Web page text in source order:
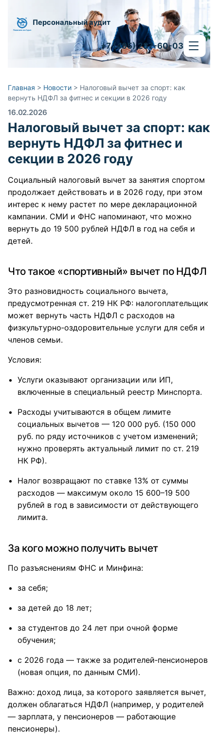
Персональный аудит
+7 (495) 287-60-03
Главная > Новости > Налоговый вычет за спорт: как
вернуть НДФЛ за фитнес и секции в 2026 году
16.02.2026
Налоговый вычет за спорт: как
вернуть НДФЛ за фитнес и
секции в 2026 году
Социальный налоговый вычет за занятия спортом
продолжает действовать и в 2026 году, при этом
интерес к нему растет по мере декларационной
кампании. СМИ и ФНС напоминают, что можно
вернуть до 19 500 рублей НДФЛ в год на себя и
детей.
Что такое «спортивный» вычет по НДФЛ
Это разновидность социального вычета,
предусмотренная ст. 219 НК РФ: налогоплательщик
может вернуть часть НДФЛ с расходов на
физкультурно‑оздоровительные услуги для себя и
членов семьи.
Условия:
Услуги оказывают организации или ИП,
включенные в специальный реестр Минспорта.
Расходы учитываются в общем лимите
социальных вычетов — 120 000 руб. (150 000
руб. по ряду источников с учетом изменений;
нужно проверять актуальный лимит по ст. 219
НК РФ).
Налог возвращают по ставке 13% от суммы
расходов — максимум около 15 600–19 500
рублей в год в зависимости от действующего
лимита.
За кого можно получить вычет
По разъяснениям ФНС и Минфина:
за себя;
за детей до 18 лет;
за студентов до 24 лет при очной форме
обучения;
с 2026 года — также за родителей‑пенсионеров
(новая опция, по данным СМИ).​
Важно: доход лица, за которого заявляется вычет,
должен облагаться НДФЛ (например, у родителей
— зарплата, у пенсионеров — работающие
пенсионеры).